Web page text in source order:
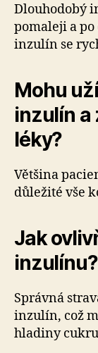
Dlouhodobý
pomaleji a
inzulín se
Mohu
inzulín a
léky?
Většina
důležité vše
Jak
inzulínu?
Správná
inzulín, což
hladiny